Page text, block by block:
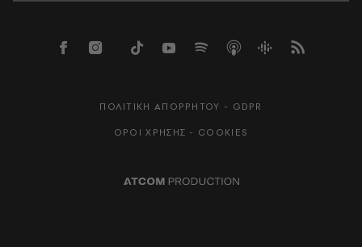
ΠΟΛΙΤΙΚΗ ΑΠΟΡΡΗΤΟΥ - GDPR
ΟΡΟΙ ΧΡΗΣΗΣ - COOKIES